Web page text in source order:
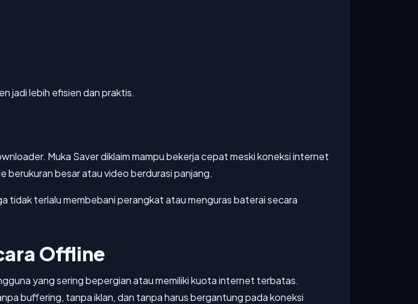
jadi lebih efisien dan praktis.
Muka Saver diklaim mampu bekerja cepat meski koneksi internet
berukuran besar atau video berdurasi panjang.
tidak terlalu membebani perangkat atau menguras baterai secara
Offline
yang sering bepergian atau memiliki kuota internet terbatas.
buffering, tanpa iklan, dan tanpa harus bergantung pada koneksi